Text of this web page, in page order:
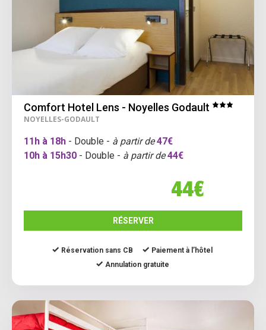
Comfort Hotel Lens - Noyelles Godault
NOYELLES-GODAULT
11h à 18h - Double - à partir de 47€
10h à 15h30 - Double - à partir de 44€
44€
RÉSERVER
Réservation sans CB
Paiement à l’hôtel
Annulation gratuite